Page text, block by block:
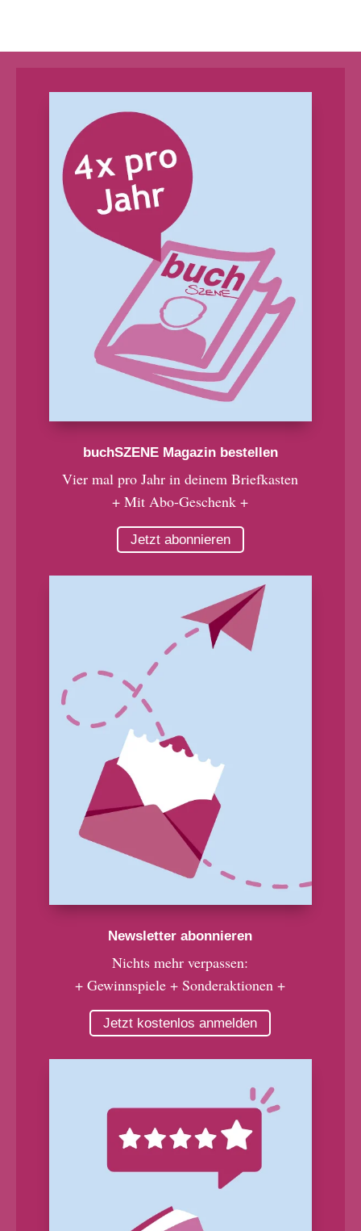
buchSZENE Magazin bestellen
Vier mal pro Jahr in deinem Briefkasten
+ Mit Abo-Geschenk +
Jetzt abonnieren
Newsletter abonnieren
Nichts mehr verpassen:
+ Gewinnspiele + Sonderaktionen +
Jetzt kostenlos anmelden